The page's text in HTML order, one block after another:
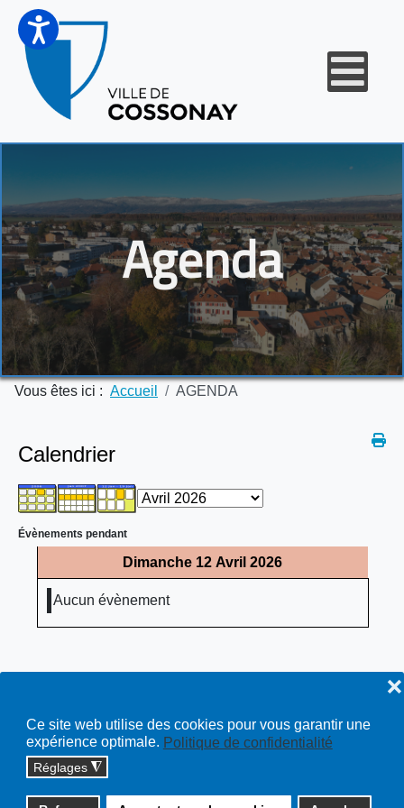
Ce site web utilise des cookies pour vous garantir une
expérience optimale. Politique de confidentialité
Réglages ◮
❌
Agenda
Vous êtes ici : Accueil AGENDA
Calendrier
Évènements pendant
Dimanche 12 Avril 2026
Aucun évènement
Copyright © 2026 cossonay.ch - tous droits réservés | site :